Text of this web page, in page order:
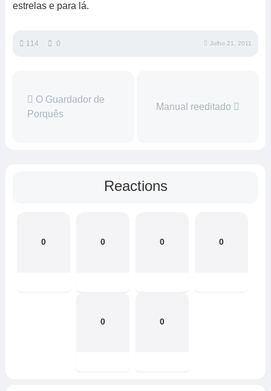
estrelas e para lá.
114 0 Julho 21, 2011
O Guardador de
Porquês
Manual reeditado
Reactions
0 0 0 0
0 0